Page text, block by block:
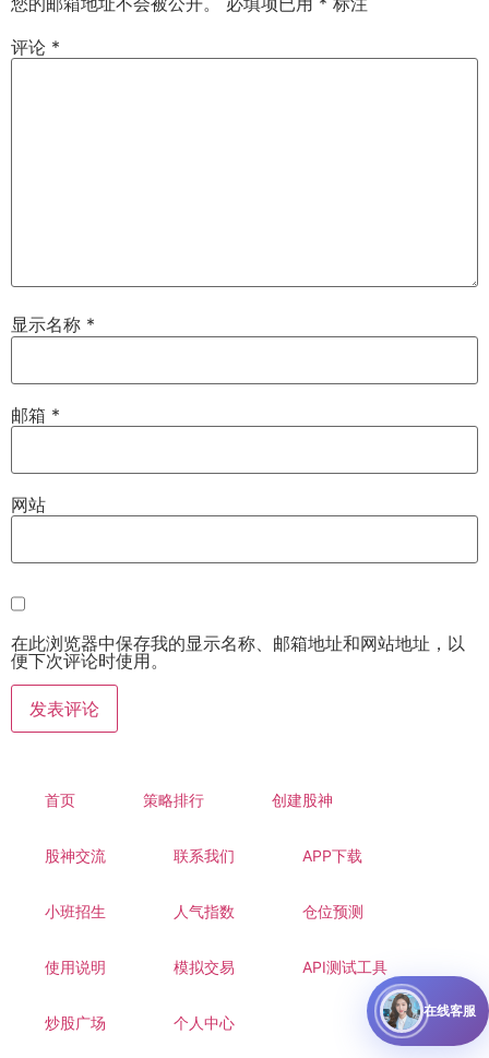
评论 *
显示名称 *
邮箱 *
网站
在此浏览器中保存我的显示名称、邮箱地址和网站地址，以
便下次评论时使用。
首页 策略排行 创建股神
股神交流 联系我们 APP下载
小班招生 人气指数 仓位预测
使用说明 模拟交易 API测试工具
炒股广场 个人中心
在线客服